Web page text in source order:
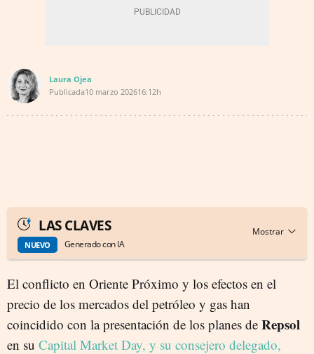
Laura Ojea
Publicada10 marzo 202616:12h
LAS CLAVES
NUEVO Generado con IA
El conflicto en Oriente Próximo y los efectos en el
precio de los mercados del petróleo y gas han
coincidido con la presentación de los planes de Repsol
en su Capital Market Day, y su consejero delegado,